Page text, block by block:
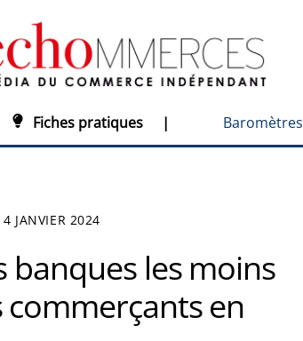
Fiches pratiques | Baromètres
4 JANVIER 2024
banques les moins
en